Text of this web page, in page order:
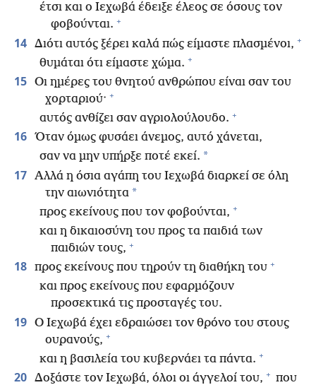
έτσι και ο Ιεχωβά έδειξε έλεος σε όσους τον
φοβούνται. +
14 Διότι αυτός ξέρει καλά πώς είμαστε πλασμένοι, +
θυμάται ότι είμαστε χώμα. +
15 Οι ημέρες του θνητού ανθρώπου είναι σαν του
χορταριού· +
αυτός ανθίζει σαν αγριολούλουδο. +
16 Όταν όμως φυσάει άνεμος, αυτό χάνεται,
σαν να μην υπήρξε ποτέ εκεί. *
17 Αλλά η όσια αγάπη του Ιεχωβά διαρκεί σε όλη
την αιωνιότητα *
προς εκείνους που τον φοβούνται, +
και η δικαιοσύνη του προς τα παιδιά των
παιδιών τους, +
18 προς εκείνους που τηρούν τη διαθήκη του +
και προς εκείνους που εφαρμόζουν
προσεκτικά τις προσταγές του.
19 Ο Ιεχωβά έχει εδραιώσει τον θρόνο του στους
ουρανούς, +
και η βασιλεία του κυβερνάει τα πάντα. +
20 Δοξάστε τον Ιεχωβά, όλοι οι άγγελοί του, + που